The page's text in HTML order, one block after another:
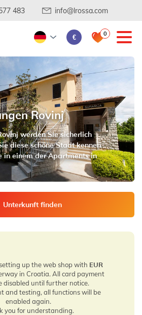
483 info@lrossa.com
€ 0
Rovinj
werden Sie sicherlich
diese schöne Stadt kennen
in einem der Apartments in
Unterkunft finden
up the web shop with EUR
in Croatia. All card payment
disabled until further notice.
and testing, all functions will be
enabled again.
you for understanding.